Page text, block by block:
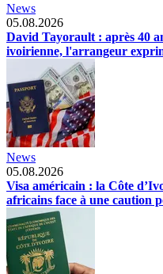
News
05.08.2026
David Tayorault : après 40
ivoirienne, l'arrangeur
News
05.08.2026
Visa américain : la Côte
africains face à une caution